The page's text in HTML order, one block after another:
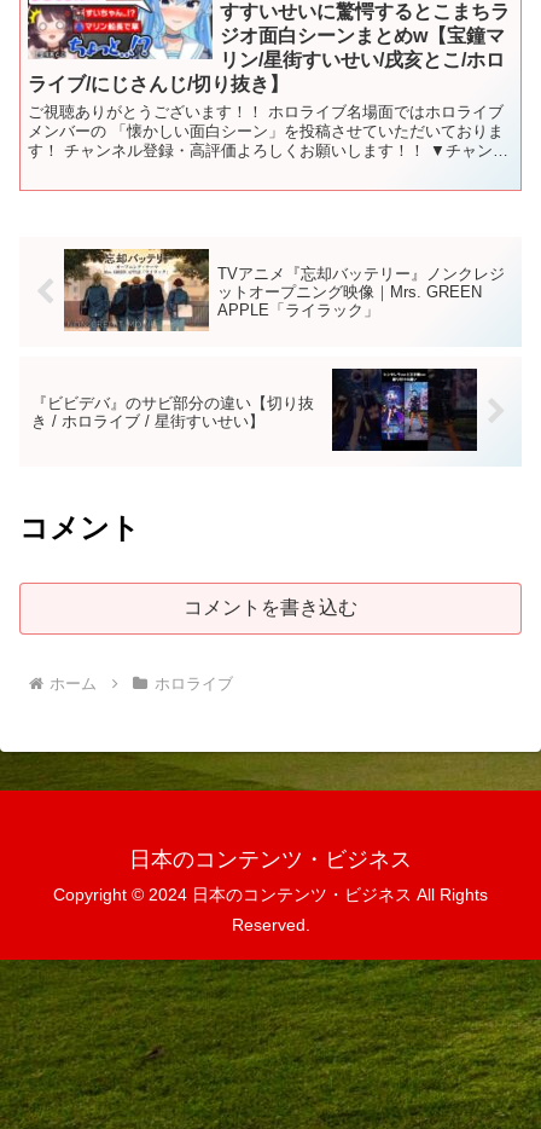
すすいせいに驚愕するとこまちラ
ジオ面白シーンまとめw【宝鐘マ
リン/星街すいせい/戌亥とこ/ホロ
ライブ/にじさんじ/切り抜き】
ご視聴ありがとうございます！！ ホロライブ名場面ではホロライブ
メンバーの 「懐かしい面白シーン」を投稿させていただいておりま
す！ チャンネル登録・高評価よろしくお願いします！！ ▼チャンネ
TVアニメ『忘却バッテリー』ノンクレジ
ットオープニング映像｜Mrs. GREEN
APPLE「ライラック」
『ビビデバ』のサビ部分の違い【切り抜
き / ホロライブ / 星街すいせい】
コメント
コメントを書き込む
ホーム ホロライブ
日本のコンテンツ・ビジネス
Copyright © 2024 日本のコンテンツ・ビジネス All Rights
Reserved.